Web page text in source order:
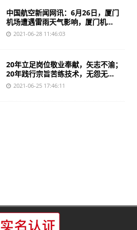
中国航空新闻网讯：6月26日，厦门
机场遭遇雷雨天气影响，厦门机...
2021-06-28 11:46:03
20年立足岗位敬业奉献，矢志不渝；
20年践行宗旨苦练技术，无怨无...
2021-06-25 17:46:11